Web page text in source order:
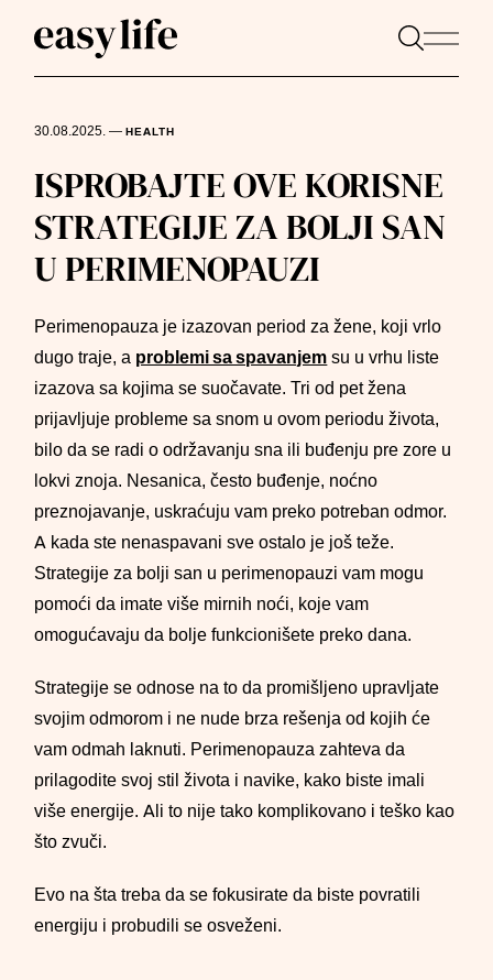
30.08.2025.—HEALTH
ISPROBAJTE OVE KORISNE
STRATEGIJE ZA BOLJI SAN
U PERIMENOPAUZI
Perimenopauza je izazovan period za žene, koji vrlo
dugo traje, a problemi sa spavanjem su u vrhu liste
izazova sa kojima se suočavate. Tri od pet žena
prijavljuje probleme sa snom u ovom periodu života,
bilo da se radi o održavanju sna ili buđenju pre zore u
lokvi znoja. Nesanica, često buđenje, noćno
preznojavanje, uskraćuju vam preko potreban odmor.
A kada ste nenaspavani sve ostalo je još teže.
Strategije za bolji san u perimenopauzi vam mogu
pomoći da imate više mirnih noći, koje vam
omogućavaju da bolje funkcionišete preko dana.
Strategije se odnose na to da promišljeno upravljate
svojim odmorom i ne nude brza rešenja od kojih će
vam odmah laknuti. Perimenopauza zahteva da
prilagodite svoj stil života i navike, kako biste imali
više energije. Ali to nije tako komplikovano i teško kao
što zvuči.
Evo na šta treba da se fokusirate da biste povratili
energiju i probudili se osveženi.